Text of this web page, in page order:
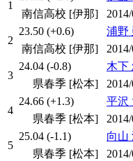
1
南信高校 [伊那]
2014/
2
23.50 (+0.6) 浦野
南信高校 [伊那]
2014/
3
24.04 (-0.8) 木下
県春季 [松本]
4
24.66 (+1.3) 平沢
県春季 [松本]
5
25.04 (-1.1) 向山
県春季 [松本]